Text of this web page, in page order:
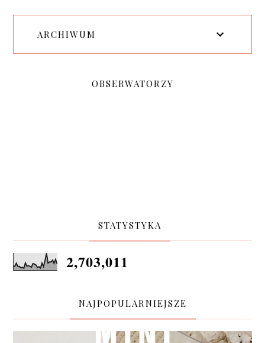
ARCHIWUM
OBSERWATORZY
STATYSTYKA
2,703,011
NAJPOPULARNIEJSZE